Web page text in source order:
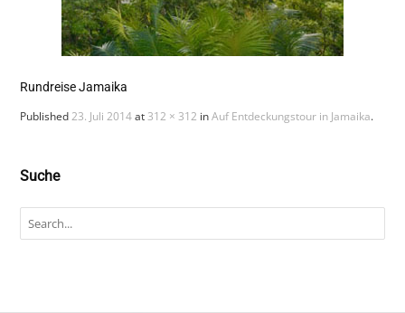
Rundreise Jamaika
Published23. Juli 2014at 312 × 312 inAuf Entdeckungstour in Jamaika.
Suche